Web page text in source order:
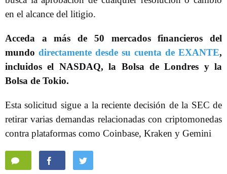
en el alcance del litigio.
Acceda a más de 50 mercados financieros del
mundo directamente desde su cuenta de EXANTE,
incluidos el NASDAQ, la Bolsa de Londres y la
Bolsa de Tokio.
Esta solicitud sigue a la reciente decisión de la SEC de
retirar varias demandas relacionadas con criptomonedas
contra plataformas como Coinbase, Kraken y Gemini